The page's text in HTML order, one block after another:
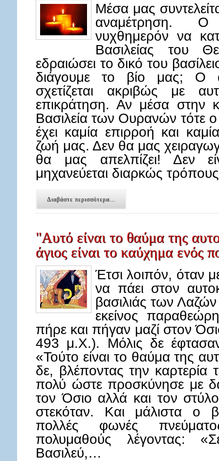
Μέσα μας
αναμέτρηση. Ο
νυχθημερόν να
Βασιλείας του
εδραιώσει το δικό του
διάγουμε το βίο μας; Ο
σχετίζεται ακριβώς με
επικράτηση. Αν μέσα στην
Βασιλεία των Ουρανών τότε
έχει καμία επιρροή και
ζωή μας. Δεν θα μας
θα μας απελπίζει! Δεν
μηχανεύεται διαρκώς
Διαβάστε περισσότερα...
"Αυτό είναι το θαύμα της
άγιος είναι το καύχημα ενός
Έτσι λοιπόν, όταν
να πάει στον
βασιλιάς των
εκείνος
πήρε και πήγαν μαζί στον
493 μ.Χ.). Μόλις δε έφτασαν
«Τούτο είναι το θαύμα της
δε, βλέποντας την
πολύ ώστε προσκύνησε με
τον Όσιο αλλά και τον
στεκόταν. Και μάλιστα ο
πολλές φωνές
πολυμαθούς λέγοντας:
Βασιλεύ,…